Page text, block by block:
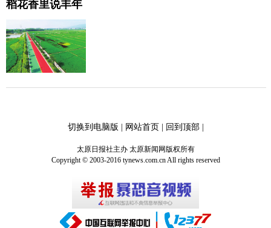
稻花香里说丰年
切换到电脑版 | 网站首页| 回到顶部|
太原日报社主办 太原新闻网版权所有
Copyright © 2003-2016 tynews.com.cn All rights reserved